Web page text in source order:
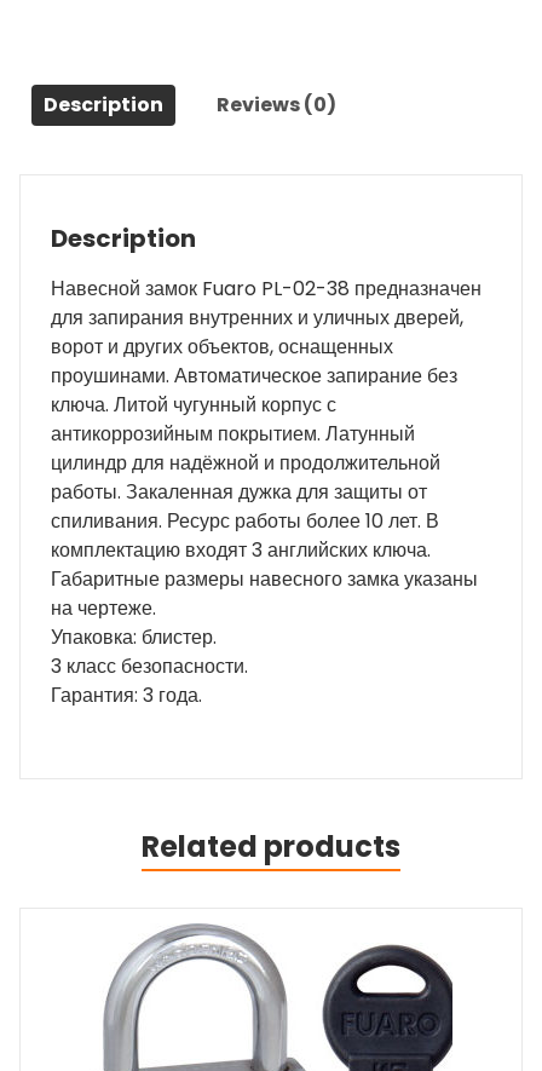
quantity
Description Reviews (0)
Description
Навесной замок Fuaro PL-02-38 предназначен
для запирания внутренних и уличных дверей,
ворот и других объектов, оснащенных
проушинами. Автоматическое запирание без
ключа. Литой чугунный корпус с
антикоррозийным покрытием. Латунный
цилиндр для надёжной и продолжительной
работы. Закаленная дужка для защиты от
спиливания. Ресурс работы более 10 лет. В
комплектацию входят 3 английских ключа.
Габаритные размеры навесного замка указаны
на чертеже.
Упаковка: блистер.
3 класс безопасности.
Гарантия: 3 года.
Related products